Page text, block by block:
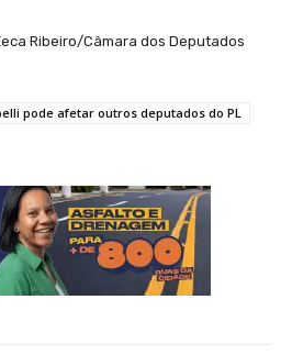
Ribeiro/Câmara dos Deputados
pode afetar outros deputados do PL